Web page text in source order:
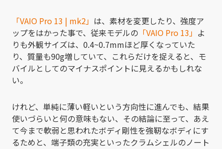
「VAIO Pro 13 | mk2」 は、素材を変更したり、強度ア
ップをはかった事で、従来モデルの 「VAIO Pro 13」 よ
りも外観サイズは、0.4~0.7mmほど厚くなっていた
り、質量も90g増していて、これらだけを捉えると、モ
バイルとしてのマイナスポイントに見えるかもしれな
い。
けれど、単純に薄い軽いという方向性に進んでも、結果
使いづらいと何の意味もない、その結論に至って、あえ
て今まで軟弱と思われたボディ剛性を強靭なボディにす
るためと、端子類の充実といったクラムシェルのノート